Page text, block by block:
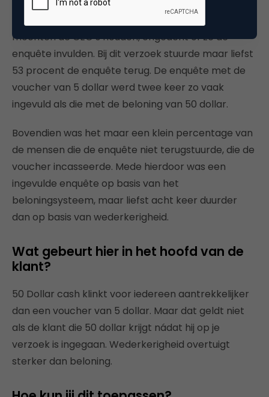
Groep 2 kreeg meteen bij het ontvangen van de
mochten de CEO’s houden, ongeacht of ze de
enquête invulden. Bij dit verzoek stuurde maar liefst
53 procent de enquête terug. De enquête met de
voucher van 5 dollar werd twee keer zo vaak
ingevuld als die met de beloning van 50 dollar.
Bovendien was het maar een klein percentage van
de mensen die de enquête niet terugstuurde, die de
voucher incasseerde. Mede hierdoor was een
ingevulde enquête op basis van het
beloningsysteem, maar liefst acht keer duurder
dan op basis van wederkerigheid.
Wat gebeurt hier in het hoofd van de
klant?
50 Dollar cash klinkt voor iedereen aantrekkelijker
dan een voucher van 5 dollar. Maar dat geldt niet
als de klant die 50 dollar krijgt nádat hij op je
verzoek is ingegaan. Wederkerigheid overtuigt
sterker dan beloning.